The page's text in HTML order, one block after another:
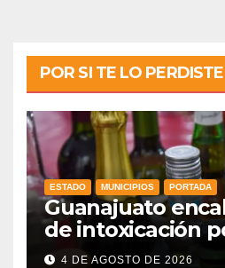
POR SI TE LO PERDISTE
ESTADO MUNICIPIOS PORTADA
Guanajuato
de intoxicación
nivel nacional
4 DE AGOSTO DE 2026